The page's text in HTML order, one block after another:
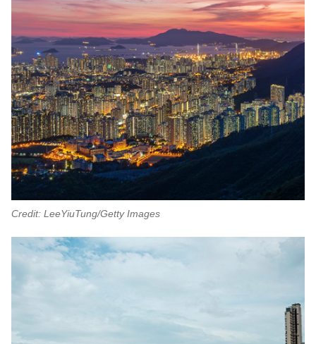
Credit: LeeYiuTung/Getty Images